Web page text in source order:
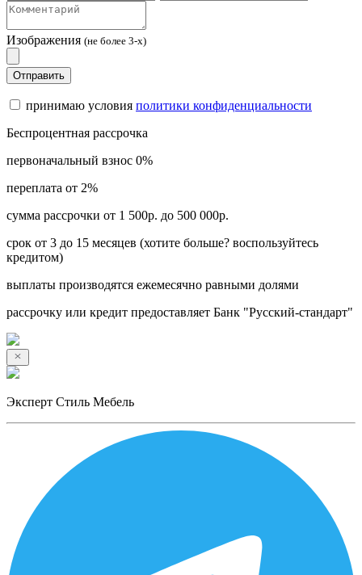
Изображения (не более 3-х)
Отправить
принимаю условия политики конфиденциальности
Беспроцентная рассрочка
первоначальный взнос 0%
переплата от 2%
сумма рассрочки от 1 500р. до 500 000р.
срок от 3 до 15 месяцев (хотите больше? воспользуйтесь
кредитом)
выплаты производятся ежемесячно равными долями
рассрочку или кредит предоставляет Банк "Русский-стандарт"
Эксперт Стиль Мебель